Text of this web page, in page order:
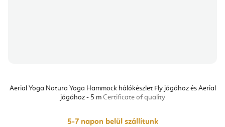
Aerial Yoga Natura Yoga Hammock hálókészlet Fly jógához és Aerial
jógához - 5 m Certificate of quality
5-7 napon belül szállítunk